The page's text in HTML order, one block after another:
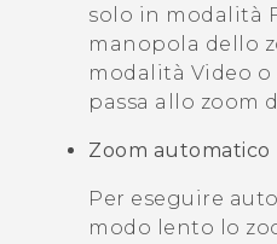
solo in modalità
manopola dello
modalità Video o
passa allo zoom
Zoom automatico
Per eseguire
modo lento lo